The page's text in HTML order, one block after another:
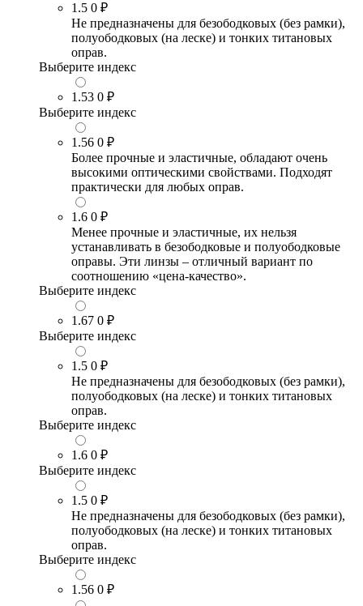
1.5 0 ₽
Не предназначены для безободковых (без рамки),
полуободковых (на леске) и тонких титановых
оправ.
Выберите индекс
1.53 0 ₽
Выберите индекс
1.56 0 ₽
Более прочные и эластичные, обладают очень
высокими оптическими свойствами. Подходят
практически для любых оправ.
1.6 0 ₽
Менее прочные и эластичные, их нельзя
устанавливать в безободковые и полуободковые
оправы. Эти линзы – отличный вариант по
соотношению «цена-качество».
Выберите индекс
1.67 0 ₽
Выберите индекс
1.5 0 ₽
Не предназначены для безободковых (без рамки),
полуободковых (на леске) и тонких титановых
оправ.
Выберите индекс
1.6 0 ₽
Выберите индекс
1.5 0 ₽
Не предназначены для безободковых (без рамки),
полуободковых (на леске) и тонких титановых
оправ.
Выберите индекс
1.56 0 ₽